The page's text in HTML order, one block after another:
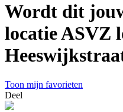
Wordt dit
locatie ASVZ
Toon mijn favorieten
Deel